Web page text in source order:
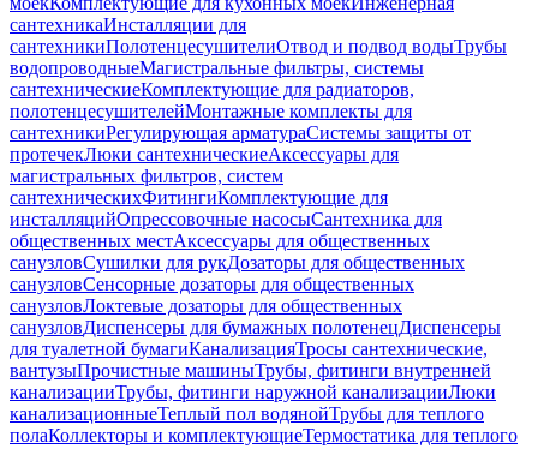
сантехникаИнсталляции для
сантехникиПолотенцесушителиОтвод и подвод водыТрубы
водопроводныеМагистральные фильтры, системы
сантехническиеКомплектующие для радиаторов,
полотенцесушителейМонтажные комплекты для
сантехникиРегулирующая арматураСистемы защиты от
протечекЛюки сантехническиеАксессуары для
магистральных фильтров, систем
сантехническихФитингиКомплектующие для
инсталляцийОпрессовочные насосыСантехника для
общественных местАксессуары для общественных
санузловСушилки для рукДозаторы для общественных
санузловСенсорные дозаторы для общественных
санузловЛоктевые дозаторы для общественных
санузловДиспенсеры для бумажных полотенецДиспенсеры
для туалетной бумагиКанализацияТросы сантехнические,
вантузыПрочистные машиныТрубы, фитинги внутренней
канализацииТрубы, фитинги наружной канализацииЛюки
канализационныеТеплый пол водянойТрубы для теплого
полаКоллекторы и комплектующиеТермостатика для теплого